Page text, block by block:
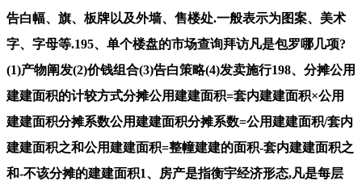
告白幅、旗、板牌以及外墙、售楼处.一般表示为图案、美术
字、字母等.195、单个楼盘的市场查询拜访凡是包罗哪几项?
(1)产物阐发(2)价钱组合(3)告白策略(4)发卖施行198、分摊公用
建建面积的计较方式分摊公用建建面积=套内建建面积×公用
建建面积分摊系数公用建建面积分摊系数=公用建建面积/套内
建建面积之和公用建建面积=整幢建建的面积-套内建建面积之
和-不该分摊的建建面积1、房产是指衡宇经济形态,凡是每层